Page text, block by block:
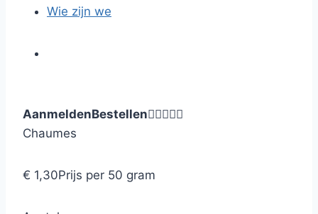
Wie zijn we
AanmeldenBestellen
Chaumes
€ 1,30Prijs per 50 gram